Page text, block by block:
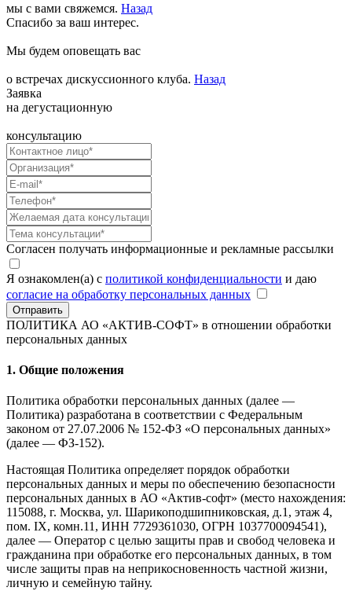
мы с вами свяжемся. Назад
Спасибо за ваш интерес.
Мы будем оповещать вас
о встречах дискуссионного клуба. Назад
Заявка
на дегустационную
консультацию
Согласен получать информационные и рекламные рассылки
Я ознакомлен(а) с политикой конфиденциальности и даю
согласие на обработку персональных данных
Отправить
ПОЛИТИКА АО «АКТИВ-СОФТ» в отношении обработки
персональных данных
1. Общие положения
Политика обработки персональных данных (далее —
Политика) разработана в соответствии с Федеральным
законом от 27.07.2006 № 152-ФЗ «О персональных данных»
(далее — ФЗ-152).
Настоящая Политика определяет порядок обработки
персональных данных и меры по обеспечению безопасности
персональных данных в АО «Актив-софт» (место нахождения:
115088, г. Москва, ул. Шарикоподшипниковская, д.1, этаж 4,
пом. IX, комн.11, ИНН 7729361030, ОГРН 1037700094541),
далее — Оператор с целью защиты прав и свобод человека и
гражданина при обработке его персональных данных, в том
числе защиты прав на неприкосновенность частной жизни,
личную и семейную тайну.